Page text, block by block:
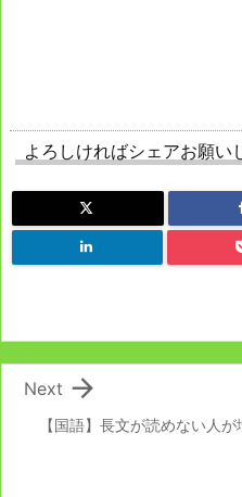
よろしければシェアお願い
【国語】長文が読めない人

Next